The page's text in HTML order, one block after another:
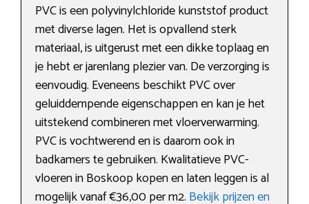
PVC is een polyvinylchloride kunststof product
met diverse lagen. Het is opvallend sterk
materiaal, is uitgerust met een dikke toplaag en
je hebt er jarenlang plezier van. De verzorging is
eenvoudig. Eveneens beschikt PVC over
geluiddempende eigenschappen en kan je het
uitstekend combineren met vloerverwarming.
PVC is vochtwerend en is daarom ook in
badkamers te gebruiken. Kwalitatieve PVC-
vloeren in Boskoop kopen en laten leggen is al
mogelijk vanaf €36,00 per m2. Bekijk prijzen en